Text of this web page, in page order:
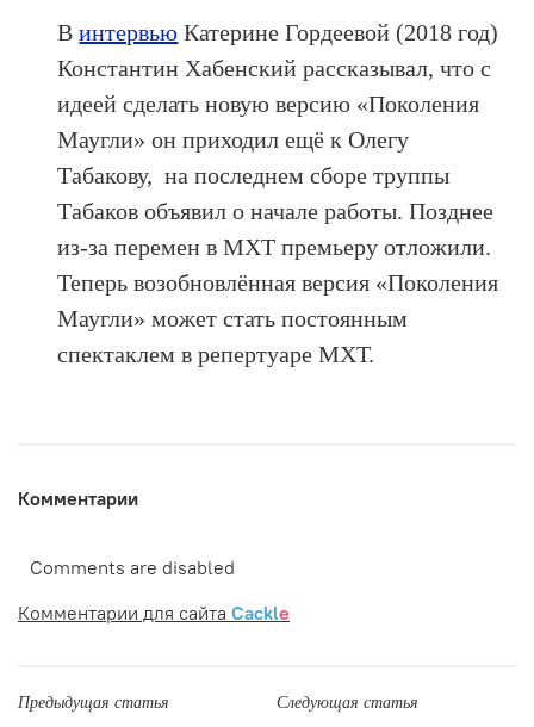
Винтервью Катерине Гордеевой (2018 год)
Константин Хабенский рассказывал, что с
идеей сделать новую версию «Поколения
Маугли» он приходил ещё к Олегу
Табакову, на последнем сборе труппы
Табаков объявил о начале работы. Позднее
из-за перемен в МХТ премьеру отложили.
Теперь возобновлённая версия «Поколения
Маугли» может стать постоянным
спектаклем в репертуаре МХТ.
Комментарии
Comments are disabled
Комментарии для сайта Cackle
Предыдущая статья Следующая статья